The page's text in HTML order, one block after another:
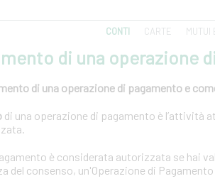
CONTI CARTE MUTUI
di una operazione
di una operazione di pagamento e
di una operazione di pagamento è l’attività
è considerata autorizzata se hai
del consenso, un'Operazione di